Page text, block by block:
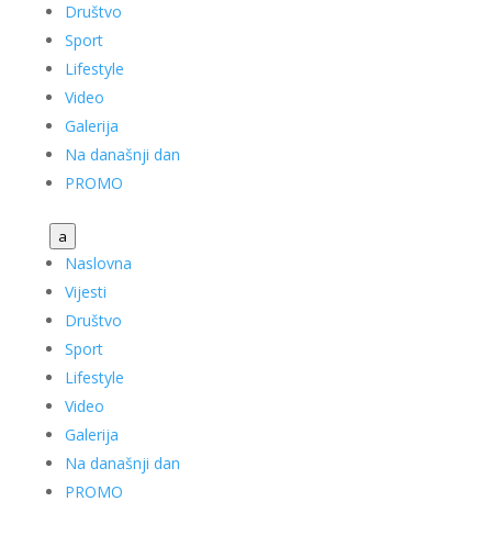
Društvo
Sport
Lifestyle
Video
Galerija
Na današnji dan
PROMO
a
Naslovna
Vijesti
Društvo
Sport
Lifestyle
Video
Galerija
Na današnji dan
PROMO